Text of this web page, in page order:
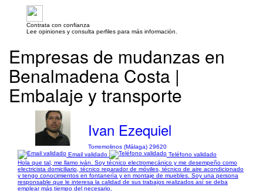
Contrata con confianza
Lee opiniones y consulta perfiles para más información.
Empresas de mudanzas en
Benalmadena Costa |
Embalaje y transporte
Ivan Ezequiel
Torremolinos (Málaga) 29620
Email validado
Teléfono validado
Hola que tal, me llamo iván. Soy técnico electromecánico y me desempeño como
electricista domiciliario, técnico reparador de móviles, técnico de aire acondicionado
y tengo conocimientos en fontanería y en montaje de muebles. Soy una persona
responsable que le interesa la calidad de sus trabajos realizados así se deba
emplear más tiempo del necesario.